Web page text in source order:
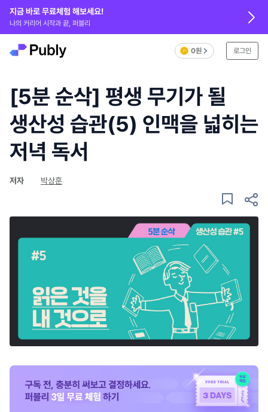
지금 바로 무료체험 해보세요!
나의 커리어 시작과 끝, 퍼블리
0원 로그인
[5분 순삭] 평생 무기가 될
생산성 습관(5) 인맥을 넓히는
저녁 독서
저자 박상훈